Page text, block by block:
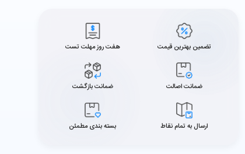
تضمین بهترین قیمت هفت روز مهلت تست
ضمانت اصالت ضمانت بازگشت
ارسال به تمام نقاط بسته بندی مطمئن